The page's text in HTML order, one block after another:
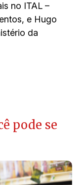
no ITAL –
e Hugo
da
pode se